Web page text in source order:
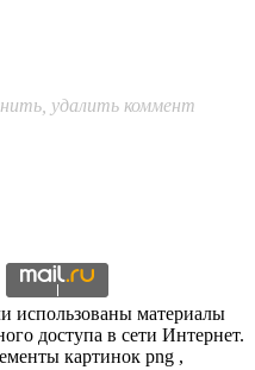
удалить коммент
использованы материалы
доступа в сети Интернет.
картинок png ,